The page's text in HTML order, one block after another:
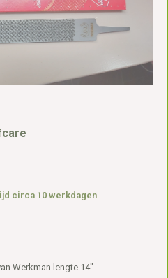
circa 10 werkdagen
Werkman lengte 14"...